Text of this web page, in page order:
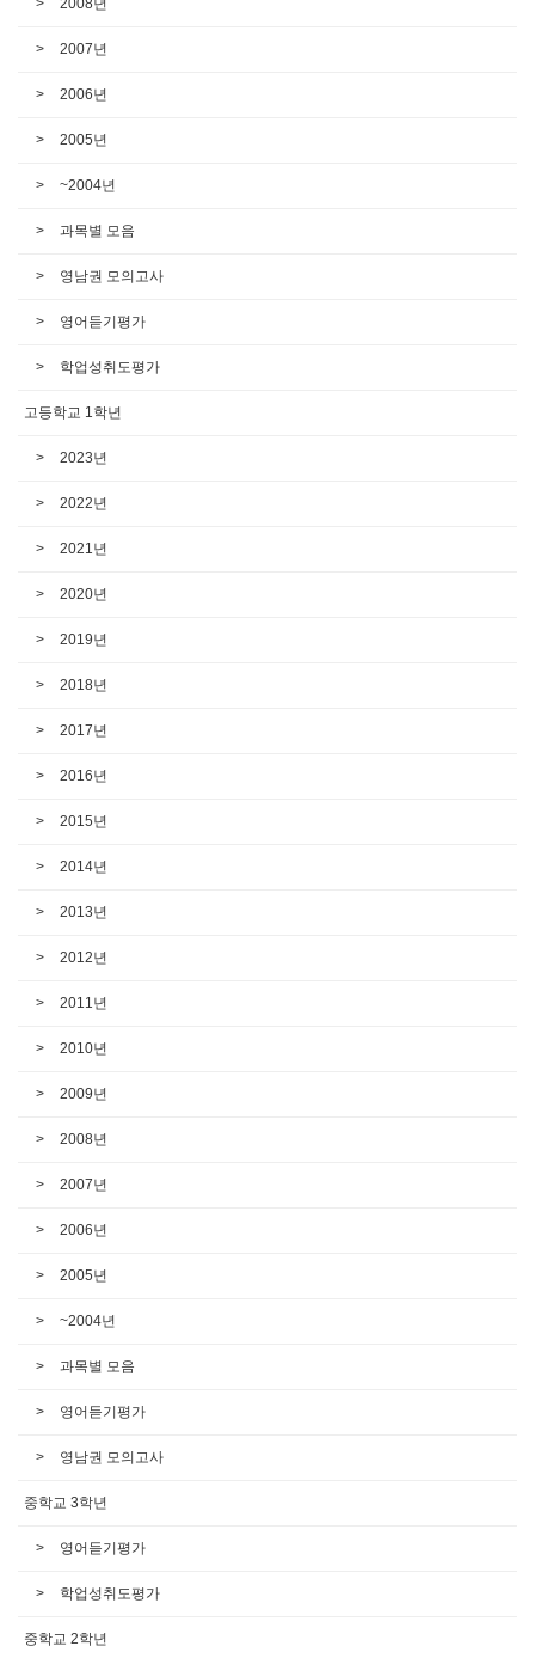
2008년
2007년
2006년
2005년
~2004년
과목별 모음
영남권 모의고사
영어듣기평가
학업성취도평가
고등학교 1학년
2023년
2022년
2021년
2020년
2019년
2018년
2017년
2016년
2015년
2014년
2013년
2012년
2011년
2010년
2009년
2008년
2007년
2006년
2005년
~2004년
과목별 모음
영어듣기평가
영남권 모의고사
중학교 3학년
영어듣기평가
학업성취도평가
중학교 2학년